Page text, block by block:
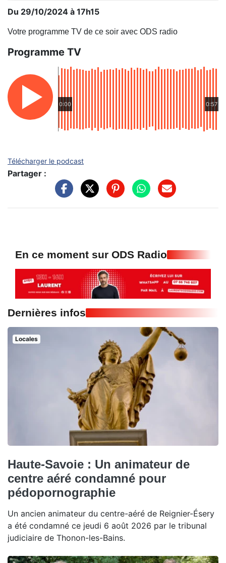
Du 29/10/2024 à 17h15
Votre programme TV de ce soir avec ODS radio
Programme TV
0:00 0:57
Télécharger le podcast
Partager :
En ce moment sur ODS Radio
Dernières infos
Locales
Haute-Savoie : Un animateur de
centre aéré condamné pour
pédopornographie
Un ancien animateur du centre-aéré de Reignier-Ésery
a été condamné ce jeudi 6 août 2026 par le tribunal
judiciaire de Thonon-les-Bains.